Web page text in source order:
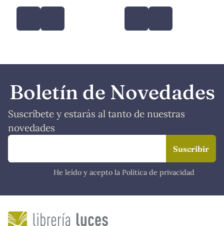
Boletín de Novedades
Suscríbete y estarás al tanto de nuestras
novedades
He leído y acepto la Política de privacidad